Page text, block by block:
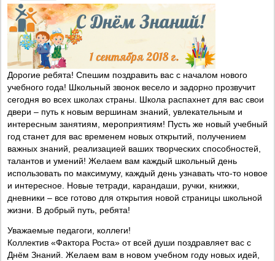
Дорогие ребята! Спешим поздравить вас с началом нового
учебного года! Школьный звонок весело и задорно прозвучит
сегодня во всех школах страны. Школа распахнет для вас свои
двери – путь к новым вершинам знаний, увлекательным и
интересным занятиям, мероприятиям! Пусть же новый учебный
год станет для вас временем новых открытий, получением
важных знаний, реализацией ваших творческих способностей,
талантов и умений! Желаем вам каждый школьный день
использовать по максимуму, каждый день узнавать что-то новое
и интересное. Новые тетради, карандаши, ручки, книжки,
дневники – все готово для открытия новой страницы школьной
жизни. В добрый путь, ребята!
Уважаемые педагоги, коллеги!
Коллектив «Фактора Роста» от всей души поздравляет вас с
Днём Знаний. Желаем вам в новом учебном году новых идей,